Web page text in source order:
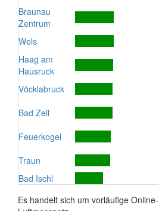
Braunau
Zentrum
Wels
Haag am
Hausruck
Vöcklabruck
Bad Zell
Feuerkogel
Traun
Bad Ischl
Es handelt sich um vorläufige